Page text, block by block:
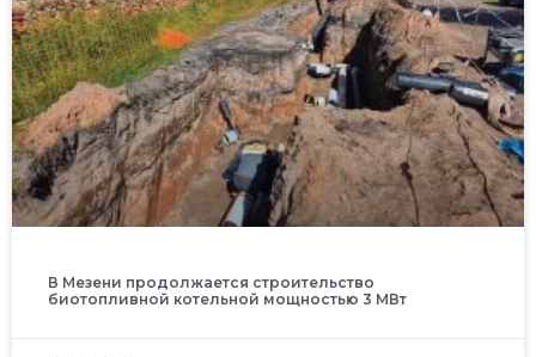
В Мезени продолжается строительство
биотопливной котельной мощностью 3 МВт